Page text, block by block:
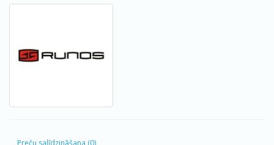
Preču salīdzināšana (0)